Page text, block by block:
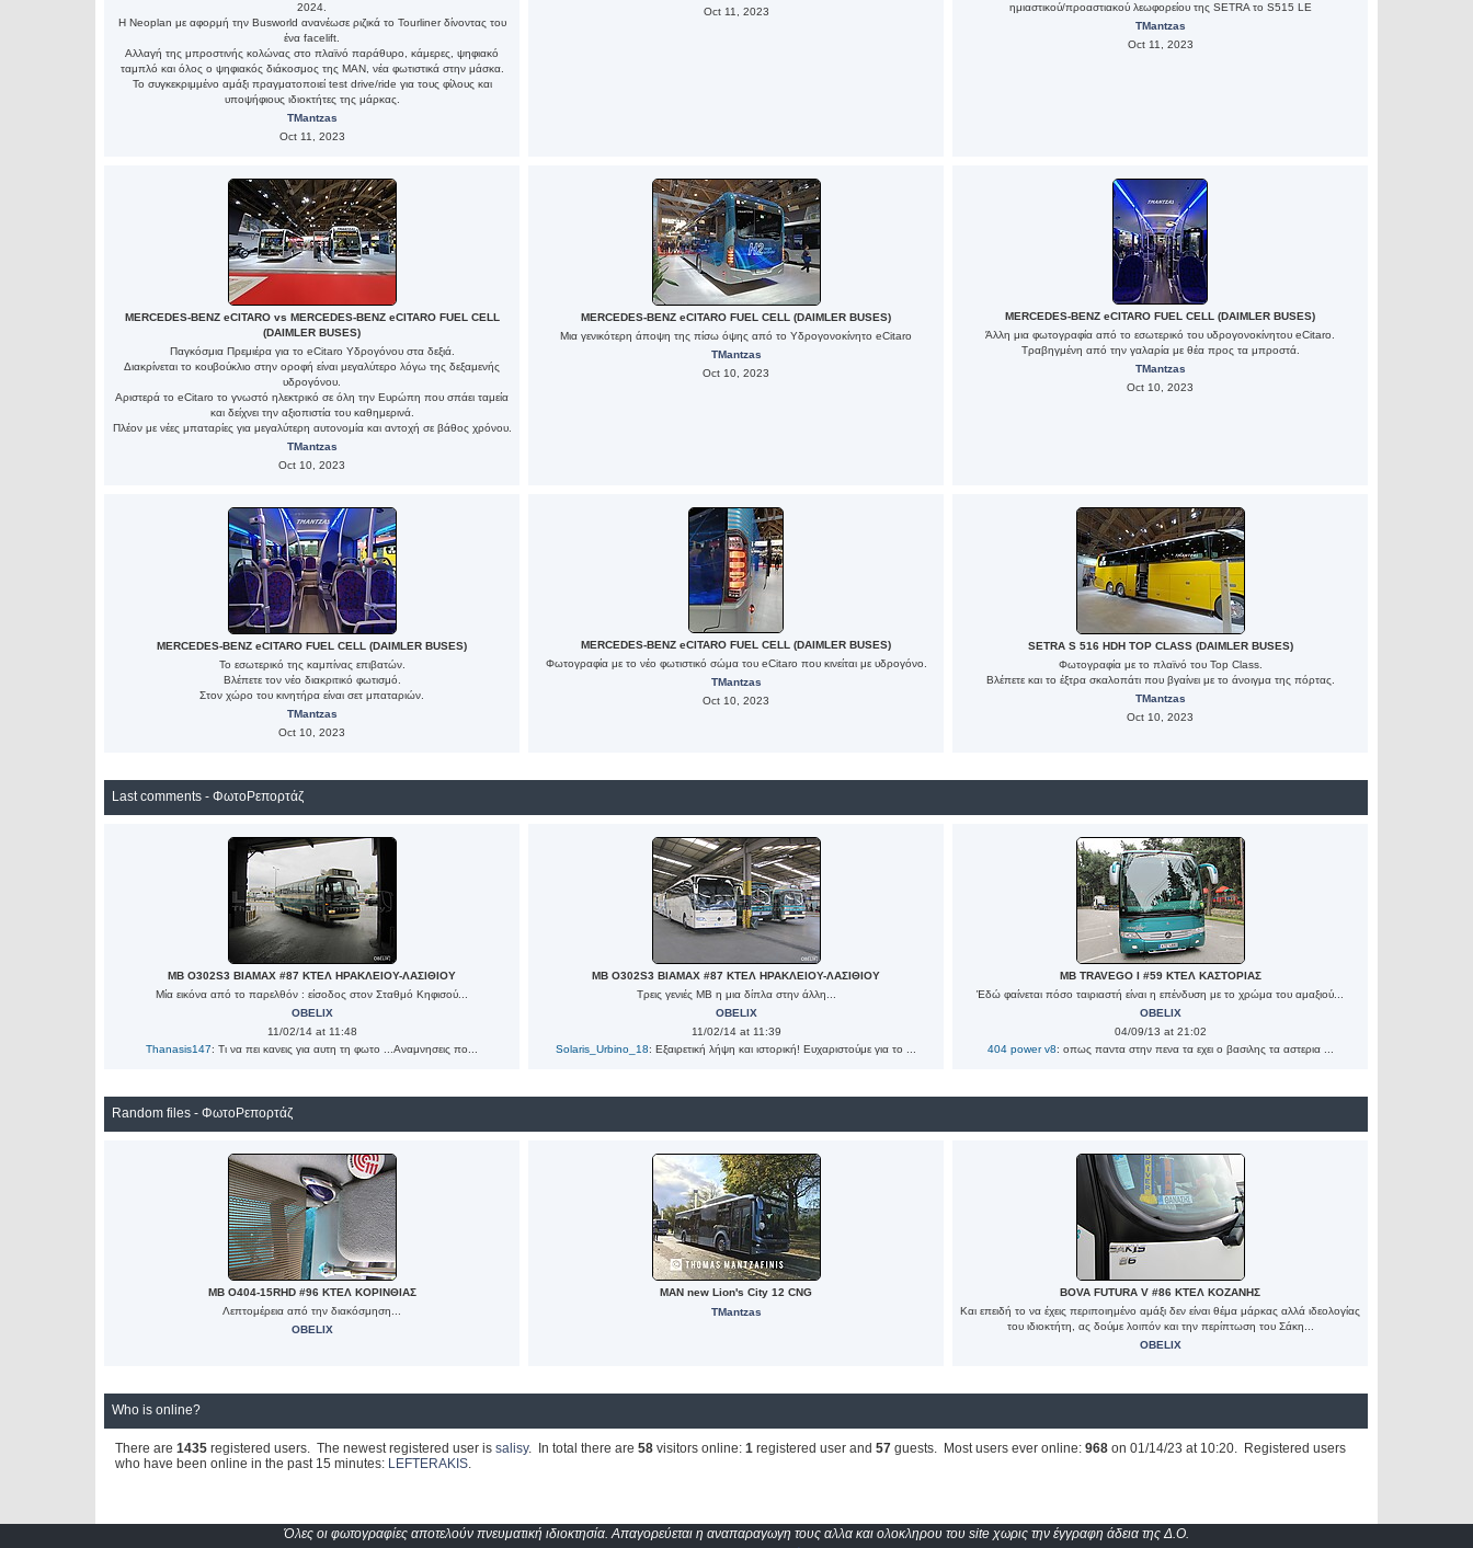
2024.
Η Neoplan με αφορμή την Busworld ανανέωσε ριζικά το Tourliner δίνοντας του
ένα facelift.
Αλλαγή της μπροστινής κολώνας στο πλαϊνό παράθυρο, κάμερες, ψηφιακό
ταμπλό και όλος ο ψηφιακός διάκοσμος της ΜΑΝ, νέα φωτιστικά στην μάσκα.
Το συγκεκριμμένο αμάξι πραγματοποιεί test drive/ride για τους φίλους και
υποψήφιους ιδιοκτήτες της μάρκας.
TMantzas
Oct 11, 2023
Oct 11, 2023
ημιαστικού/προαστιακού λεωφορείου της SETRA το S515 LE
TMantzas
Oct 11, 2023
MERCEDES-BENZ eCITARO vs MERCEDES-BENZ eCITARO FUEL CELL
(DAIMLER BUSES)
Παγκόσμια Πρεμιέρα για το eCitaro Υδρογόνου στα δεξιά.
Διακρίνεται το κουβούκλιο στην οροφή είναι μεγαλύτερο λόγω της δεξαμενής
υδρογόνου.
Αριστερά το eCitaro το γνωστό ηλεκτρικό σε όλη την Ευρώπη που σπάει ταμεία
και δείχνει την αξιοπιστία του καθημερινά.
Πλέον με νέες μπαταρίες για μεγαλύτερη αυτονομία και αντοχή σε βάθος χρόνου.
TMantzas
Oct 10, 2023
MERCEDES-BENZ eCITARO FUEL CELL (DAIMLER BUSES)
Μια γενικότερη άποψη της πίσω όψης από το Υδρογονοκίνητο eCitaro
TMantzas
Oct 10, 2023
MERCEDES-BENZ eCITARO FUEL CELL (DAIMLER BUSES)
Άλλη μια φωτογραφία από το εσωτερικό του υδρογονοκίνητου eCitaro.
Τραβηγμένη από την γαλαρία με θέα προς τα μπροστά.
TMantzas
Oct 10, 2023
MERCEDES-BENZ eCITARO FUEL CELL (DAIMLER BUSES)
Το εσωτερικό της καμπίνας επιβατών.
Βλέπετε τον νέο διακριτικό φωτισμό.
Στον χώρο του κινητήρα είναι σετ μπαταριών.
TMantzas
Oct 10, 2023
MERCEDES-BENZ eCITARO FUEL CELL (DAIMLER BUSES)
Φωτογραφία με το νέο φωτιστικό σώμα του eCitaro που κινείται με υδρογόνο.
TMantzas
Oct 10, 2023
SETRA S 516 HDH TOP CLASS (DAIMLER BUSES)
Φωτογραφία με το πλαϊνό του Top Class.
Βλέπετε και το έξτρα σκαλοπάτι που βγαίνει με το άνοιγμα της πόρτας.
TMantzas
Oct 10, 2023
Last comments - ΦωτοΡεπορτάζ
MB O302S3 BIAMAX #87 ΚΤΕΛ ΗΡΑΚΛΕΙΟΥ-ΛΑΣΙΘΙΟΥ
Μία εικόνα από το παρελθόν : είσοδος στον Σταθμό Κηφισού...
OBELIX
11/02/14 at 11:48
Thanasis147: Τι να πει κανεις για αυτη τη φωτο ...Αναμνησεις πο...
MB O302S3 BIAMAX #87 ΚΤΕΛ ΗΡΑΚΛΕΙΟΥ-ΛΑΣΙΘΙΟΥ
Τρεις γενιές MB η μια δίπλα στην άλλη...
OBELIX
11/02/14 at 11:39
Solaris_Urbino_18: Εξαιρετική λήψη και ιστορική! Ευχαριστούμε για το ...
MB TRAVEGO I #59 ΚΤΕΛ ΚΑΣΤΟΡΙΑΣ
Έδώ φαίνεται πόσο ταιριαστή είναι η επένδυση με το χρώμα του αμαξιού...
OBELIX
04/09/13 at 21:02
404 power v8: οπως παντα στην πενα τα εχει ο βασιλης τα αστερια ...
Random files - ΦωτοΡεπορτάζ
MB O404-15RHD #96 ΚΤΕΛ ΚΟΡΙΝΘΙΑΣ
Λεπτομέρεια από την διακόσμηση...
OBELIX
MAN new Lion's City 12 CNG
TMantzas
BOVA FUTURA V #86 ΚΤΕΛ ΚΟΖΑΝΗΣ
Και επειδή το να έχεις περιποιημένο αμάξι δεν είναι θέμα μάρκας αλλά ιδεολογίας
του ιδιοκτήτη, ας δούμε λοιπόν και την περίπτωση του Σάκη...
OBELIX
Who is online?
There are1435 registered users. The newest registered user issalisy. In total there are58 visitors online:1 registered user and57 guests. Most users ever online:968 on 01/14/23 at 10:20. Registered users
who have been online in the past 15 minutes: LEFTERAKIS.
Όλες οι φωτογραφίες αποτελούν πνευματική ιδιοκτησία. Απαγορεύεται η αναπαραγωγη τους αλλα και ολοκληρου του site χωρις την έγγραφη άδεια της Δ.Ο.